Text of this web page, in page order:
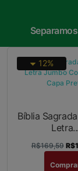
12%
Bíblia
Letra...
R$169,59
Receba